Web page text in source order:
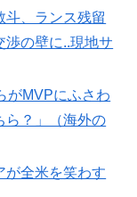
に衝撃的不祥
発覚！海外騒
斗、ランス残留
渉の壁に..現地サ
がMVPにふさわ
ら？」（海外の
が全米を笑わす